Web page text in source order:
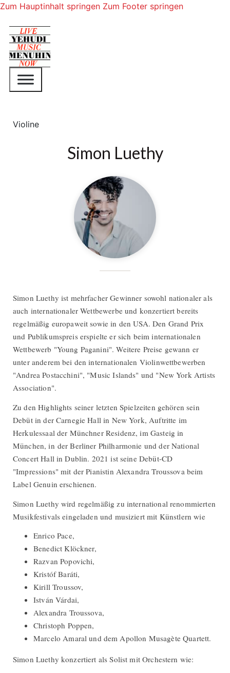
Zum Hauptinhalt springen Zum Footer springen
Violine
Simon Luethy
Simon Luethy ist mehrfacher Gewinner sowohl nationaler als
auch internationaler Wettbewerbe und konzertiert bereits
regelmäßig europaweit sowie in den USA. Den Grand Prix
und Publikumspreis erspielte er sich beim internationalen
Wettbewerb "Young Paganini". Weitere Preise gewann er
unter anderem bei den internationalen Violinwettbewerben
"Andrea Postacchini", "Music Islands" und "New York Artists
Association".
Zu den Highlights seiner letzten Spielzeiten gehören sein
Debüt in der Carnegie Hall in New York, Auftritte im
Herkulessaal der Münchner Residenz, im Gasteig in
München, in der Berliner Philharmonie und der National
Concert Hall in Dublin. 2021 ist seine Debüt-CD
"Impressions" mit der Pianistin Alexandra Troussova beim
Label Genuin erschienen.
Simon Luethy wird regelmäßig zu international renommierten
Musikfestivals eingeladen und musiziert mit Künstlern wie
Enrico Pace,
Benedict Klöckner,
Razvan Popovichi,
Kristóf Baráti,
Kirill Troussov,
István Várdai,
Alexandra Troussova,
Christoph Poppen,
Marcelo Amaral und dem Apollon Musagète Quartett.
Simon Luethy konzertiert als Solist mit Orchestern wie: